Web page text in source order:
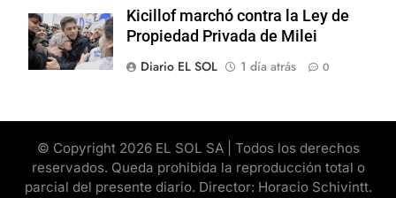
Kicillof marchó contra la Ley de
Propiedad Privada de Milei
Diario EL SOL
1 día atrás 0
© Copyright 2026 EL SOL SA | Todos los derechos
reservados. Queda prohibida la reproducción total o
parcial del presente diario. Director: Horacio Schivintt.